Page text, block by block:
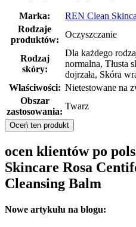
Marka:
REN Clean
Rodzaje
produktów:
Oczyszczanie
Rodzaj
skóry:
Dla każdego
normalna, Tłusta
dojrzała, Skóra
Właściwości: Nietestowane na
Obszar
zastosowania:
Twarz
Oceń ten produkt
ocen klientów po
Skincare Rosa
Cleansing Balm
Nowe artykułu na blogu: